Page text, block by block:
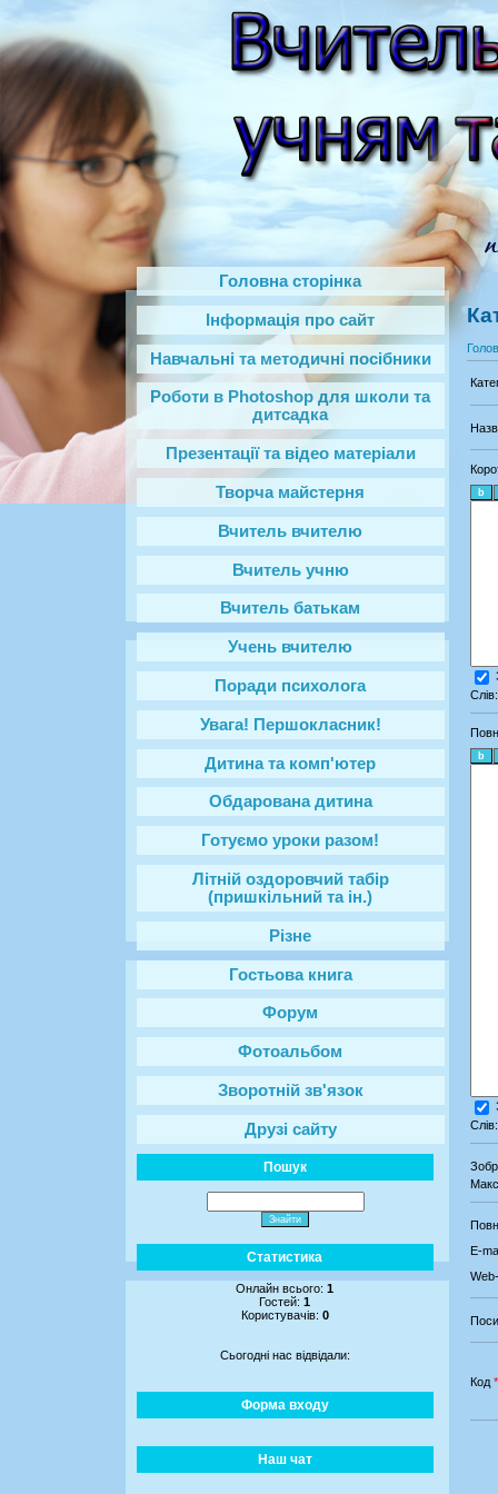
Головна сторінка
Інформація про сайт
Навчальні та методичні посібники
Роботи в Photoshop‎ для школи та
дитсадка
Презентації та відео матеріали
Творча майстерня
Вчитель вчителю
Вчитель учню
Вчитель батькам
Учень вчителю
Поради психолога
Увага! Першокласник!
Дитина та комп'ютер
Обдарована дитина
Готуємо уроки разом!
Літній оздоровчий табір
(пришкільний та ін.)
Різне
Гостьова книга
Форум
Фотоальбом
Зворотній зв'язок
Друзі сайту
Пошук
Статистика
Онлайн всього:1
Гостей:1
Користувачів: 0
Сьогодні нас відвідали:
Форма входу
Наш чат
E-
Код *